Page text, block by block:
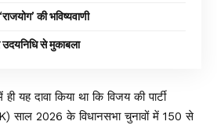
की भविष्यवाणी
से मुकाबला
यह दावा किया था कि विजय की पार्टी
साल 2026 के विधानसभा चुनावों में 150 से